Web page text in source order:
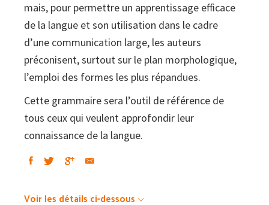
mais, pour permettre un apprentissage efficace
de la langue et son utilisation dans le cadre
d’une communication large, les auteurs
préconisent, surtout sur le plan morphologique,
l’emploi des formes les plus répandues.
Cette grammaire sera l’outil de référence de
tous ceux qui veulent approfondir leur
connaissance de la langue.
Voir les détails ci-dessous